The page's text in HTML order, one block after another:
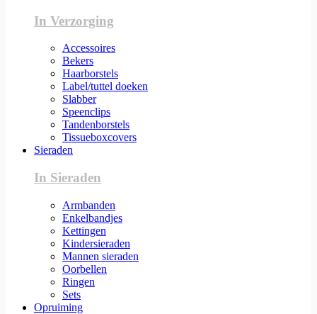
In Verzorging
Accessoires
Bekers
Haarborstels
Label/tuttel doeken
Slabber
Speenclips
Tandenborstels
Tissueboxcovers
Sieraden
In Sieraden
Armbanden
Enkelbandjes
Kettingen
Kindersieraden
Mannen sieraden
Oorbellen
Ringen
Sets
Opruiming